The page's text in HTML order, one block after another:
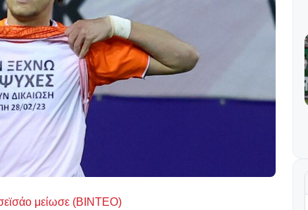
μείωσε (ΒΙΝΤΕΟ)